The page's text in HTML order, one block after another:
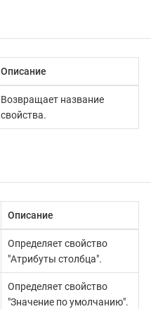
Описание
Возвращает название
свойства.
Описание
Определяет свойство
"Атрибуты столбца".
Определяет свойство
"Значение по умолчанию".